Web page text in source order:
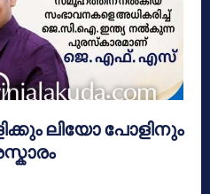
ലിയോ പോളിനും